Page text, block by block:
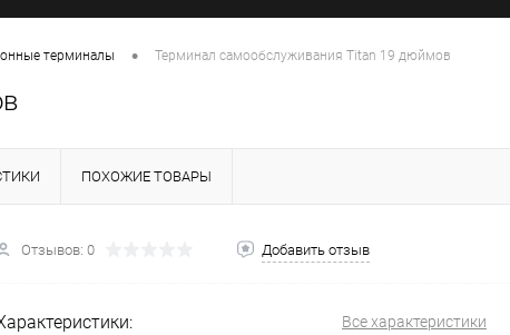
терминалы • Терминал самообслуживания Titan 19 дюймов
ПОХОЖИЕ ТОВАРЫ
Отзывов: 0 Добавить отзыв
Все характеристики